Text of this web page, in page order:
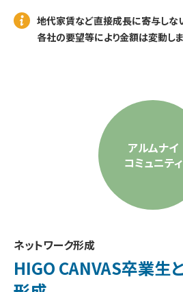
地代家賃など直接成長に寄与しな
各社の要望等により金額は変動しま
アルムナイ
コミュニティ
ネットワーク形成
HIGO CANVAS卒業生